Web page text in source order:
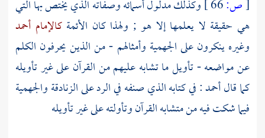
[ص:
وكذلك مدلول أسمائه وصفاته الذي يختص بها التي
هي حقيقة لا يعلمها إلا هو ; ولهذا كان الأئمةكالإمام أحمد
وغيره ينكرون علىالجهمية وأمثالهم - من الذين يحرفون الكلم
عن مواضعه - تأويل ما تشابه عليهم من القرآن على غير تأويله
كما قالأحمد: في كتابه الذي صنفه في الرد علىالزنادقةوالجهمية
فيما شكت فيه من متشابه القرآن وتأولته على غير تأويله